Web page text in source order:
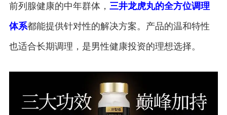
前列腺健康的中年群体， 三井龙虎丸的全方位调理
体系都能提供针对性的解决方案。产品的温和特性
也适合长期调理，是男性健康投资的理想选择。